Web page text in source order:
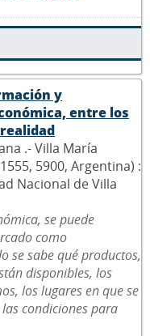
y
entre los
.- Villa María
5900, Argentina) :
Nacional de Villa
se puede
como
se sabe qué productos,
disponibles, los
los lugares en que se
condiciones para